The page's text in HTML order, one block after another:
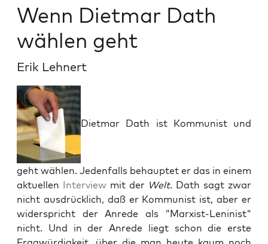
Wenn Dietmar Dath
wählen geht
Erik Lehnert
Dietmar Dath ist Kommunist und
geht wählen. Jedenfalls behauptet er das in einem
aktuellen Interview mit der Welt. Dath sagt zwar
nicht ausdrücklich, daß er Kommunist ist, aber er
widerspricht der Anrede als "Marxist-Leninist"
nicht. Und in der Anrede liegt schon die erste